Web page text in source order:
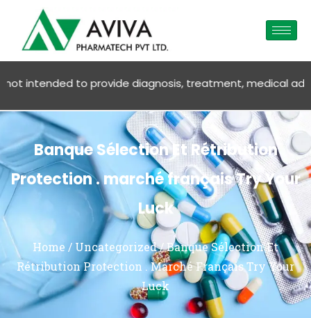
to provide diagnosis, treatment, medical advice OR
Banque Sélection Et Rétribution
Protection . marché français Try Your
Luck
Home / Uncategorized/ Banque Sélection Et
Rétribution Protection . Marché Français Try Your
Luck